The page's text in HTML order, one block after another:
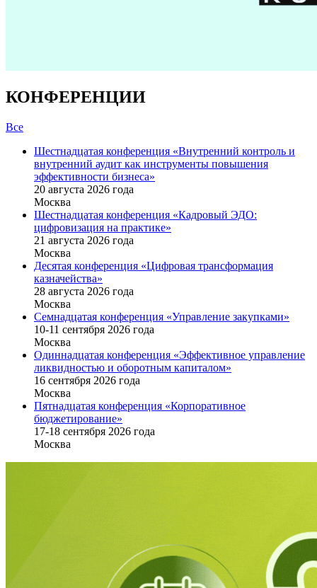
КОНФЕРЕНЦИИ
Все
Шестнадцатая конференция «Внутренний контроль и
внутренний аудит как инструменты повышения
эффективности бизнеса»
20 августа 2026 года
Москва
Шестнадцатая конференция «Кадровый ЭДО:
цифровизация на практике»
21 августа 2026 года
Москва
Десятая конференция «Цифровая трансформация
казначейства»
28 августа 2026 года
Москва
Семнадцатая конференция «Управление закупками»
10-11 сентября 2026 года
Москва
Одиннадцатая конференция «Эффективное управление
ликвидностью и оборотным капиталом»
16 cентября 2026 года
Москва
Пятнадцатая конференция «Корпоративное
бюджетирование»
17-18 сентября 2026 года
Москва